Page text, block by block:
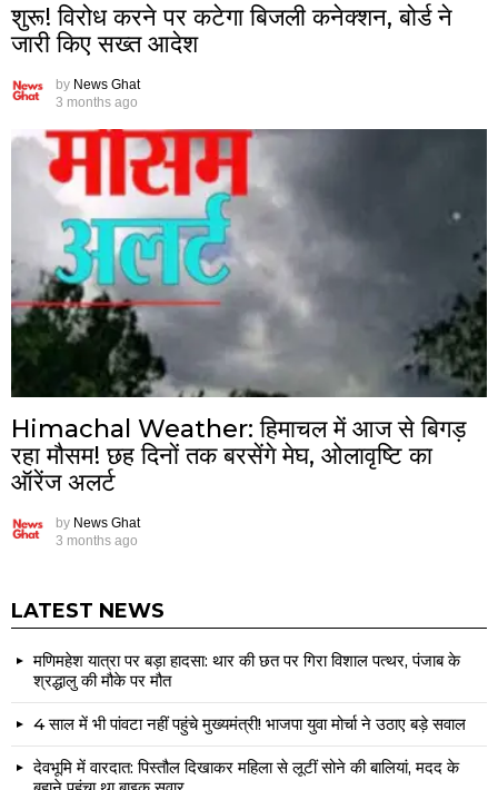
शुरू! विरोध करने पर कटेगा बिजली कनेक्शन, बोर्ड ने
जारी किए सख्त आदेश
by News Ghat
3 months ago
Himachal Weather: हिमाचल में आज से बिगड़
रहा मौसम! छह दिनों तक बरसेंगे मेघ, ओलावृष्टि का
ऑरेंज अलर्ट
by News Ghat
3 months ago
LATEST NEWS
मणिमहेश यात्रा पर बड़ा हादसा: थार की छत पर गिरा विशाल पत्थर, पंजाब के
श्रद्धालु की मौके पर मौत
4 साल में भी पांवटा नहीं पहुंचे मुख्यमंत्री! भाजपा युवा मोर्चा ने उठाए बड़े सवाल
देवभूमि में वारदात: पिस्तौल दिखाकर महिला से लूटीं सोने की बालियां, मदद के